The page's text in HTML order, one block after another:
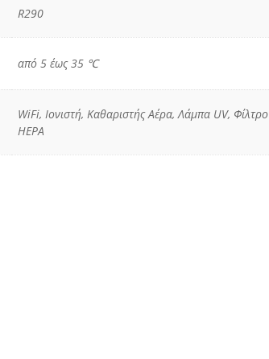
R290
από 5 έως 35 ℃
WiFi, Ιονιστή, Καθαριστής Αέρα, Λάμπα UV, Φίλτρο
HEPA